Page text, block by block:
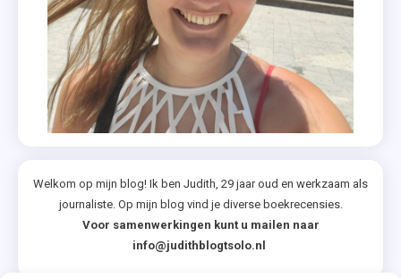
Welkom op mijn blog! Ik ben Judith, 29 jaar oud en werkzaam als
journaliste. Op mijn blog vind je diverse boekrecensies.
Voor samenwerkingen kunt u mailen naar
info@judithblogtsolo.nl